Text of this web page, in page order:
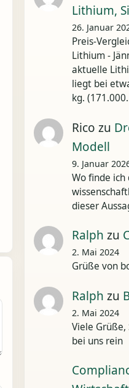
Lithium,
26. Januar
Preis-
Lithium -
aktuelle
liegt bei
kg.
Rico zu
Modell
9. Januar
Wo finde ich
dieser
Ralph zu
2. Mai 2024
Grüße von
Ralph zu
2. Mai 2024
Viele Grüße,
bei uns rein